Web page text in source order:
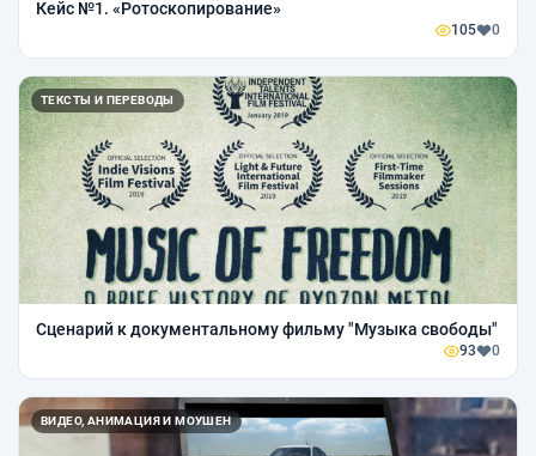
Кейс №1. «Ротоскопирование»
105 0
ТЕКСТЫ И ПЕРЕВОДЫ
Сценарий к документальному фильму "Музыка свободы"
93 0
ВИДЕО, АНИМАЦИЯ И МОУШЕН